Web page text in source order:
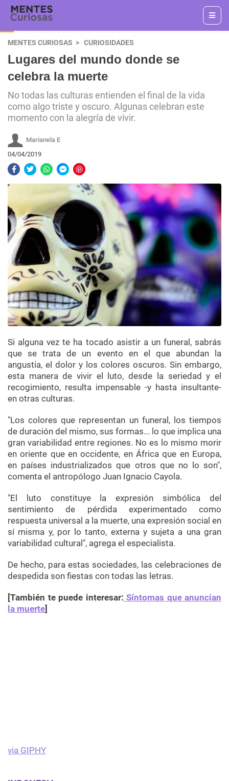
MENTES CURIOSAS CURIOSIDADES
Lugares del mundo donde se
celebra la muerte
No todas las culturas entienden el final de la vida
como algo triste y oscuro. Algunas celebran este
momento con la alegría de vivir.
Marianela E
04/04/2019
Si alguna vez te ha tocado asistir a un funeral, sabrás
que se trata de un evento en el que abundan la
angustia, el dolor y los colores oscuros. Sin embargo,
esta manera de vivir el luto, desde la seriedad y el
recogimiento, resulta impensable -y hasta insultante-
en otras culturas.
"Los colores que representan un funeral, los tiempos
de duración del mismo, sus formas... lo que implica una
gran variabilidad entre regiones. No es lo mismo morir
en oriente que en occidente, en África que en Europa,
en países industrializados que otros que no lo son",
comenta el antropólogo Juan Ignacio Cayola.
"El luto constituye la expresión simbólica del
sentimiento de pérdida experimentado como
respuesta universal a la muerte, una expresión social en
sí misma y, por lo tanto, externa y sujeta a una gran
variabilidad cultural", agrega el especialista.
De hecho, para estas sociedades, las celebraciones de
despedida son fiestas con todas las letras.
[También te puede interesar: Síntomas que anuncian
la muerte]
via GIPHY